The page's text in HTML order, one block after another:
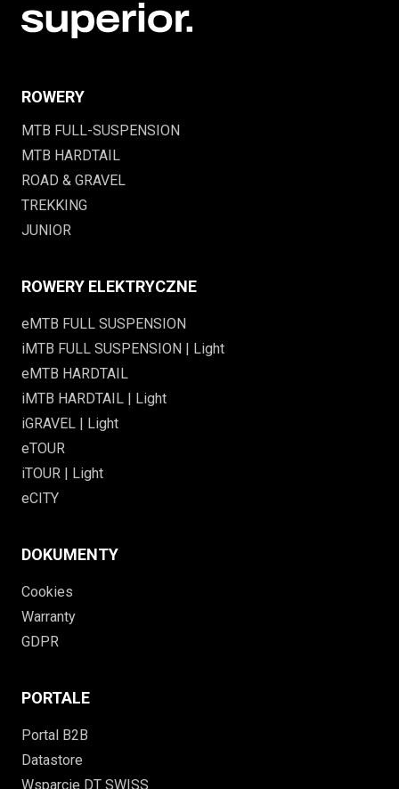
ROWERY
MTB FULL-SUSPENSION
MTB HARDTAIL
ROAD & GRAVEL
TREKKING
JUNIOR
ROWERY ELEKTRYCZNE
eMTB FULL SUSPENSION
iMTB FULL SUSPENSION | Light
eMTB HARDTAIL
iMTB HARDTAIL | Light
iGRAVEL | Light
eTOUR
iTOUR | Light
eCITY
DOKUMENTY
Cookies
Warranty
GDPR
PORTALE
Portal B2B
Datastore
Wsparcie DT SWISS